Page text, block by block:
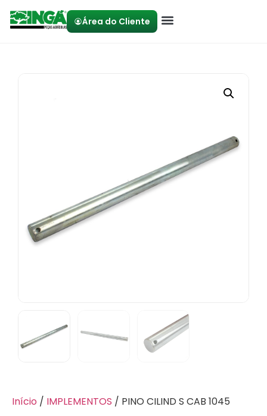
Área do Cliente
Início / IMPLEMENTOS / PINO CILIND S CAB 1045